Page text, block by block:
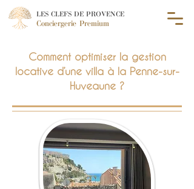
LES CLEFS DE PROVENCE
Conciergerie Premium
Comment optimiser la gestion
locative d’une villa à la Penne-sur-
Huveaune ?